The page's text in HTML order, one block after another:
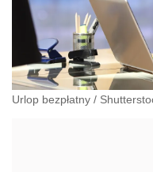
Urlop bezpłatny /